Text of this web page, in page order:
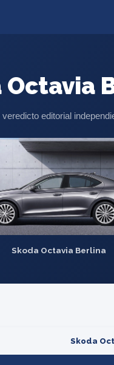
Octavia
editorial
Skoda Octavia Berlina
Skoda